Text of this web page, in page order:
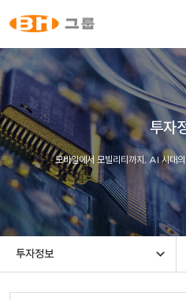
투자
모바일에서 모빌리티까지, AI 시대
투자정보